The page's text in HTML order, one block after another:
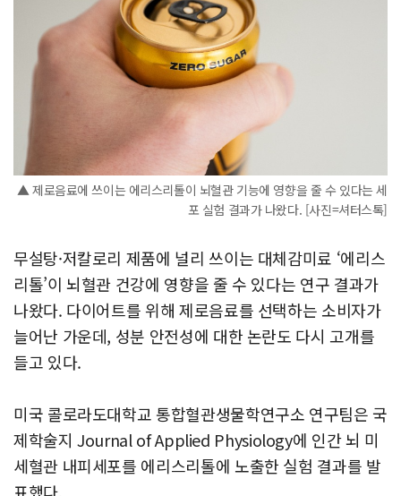
▲ 제로음료에 쓰이는 에리스리톨이 뇌혈관 기능에 영향을 줄 수 있다는 세
포 실험 결과가 나왔다. [사진=셔터스톡]
무설탕·저칼로리 제품에 널리 쓰이는 대체감미료 ‘에리스
리톨’이 뇌혈관 건강에 영향을 줄 수 있다는 연구 결과가
나왔다. 다이어트를 위해 제로음료를 선택하는 소비자가
늘어난 가운데, 성분 안전성에 대한 논란도 다시 고개를
들고 있다.
미국 콜로라도대학교 통합혈관생물학연구소 연구팀은 국
제학술지 Journal of Applied Physiology에 인간 뇌 미
세혈관 내피세포를 에리스리톨에 노출한 실험 결과를 발